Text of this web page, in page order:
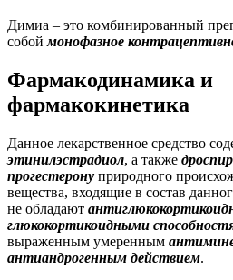
Димиа – это комбинированный
собоймонофазное
Фармакодинамика и
фармакокинетика
Данное лекарственное средство
этинилэстрадиол, а также
прогестерону природного
вещества, входящие в состав
не обладают
глюкокортикоидными
выраженным умеренным
антиандрогенным действием.